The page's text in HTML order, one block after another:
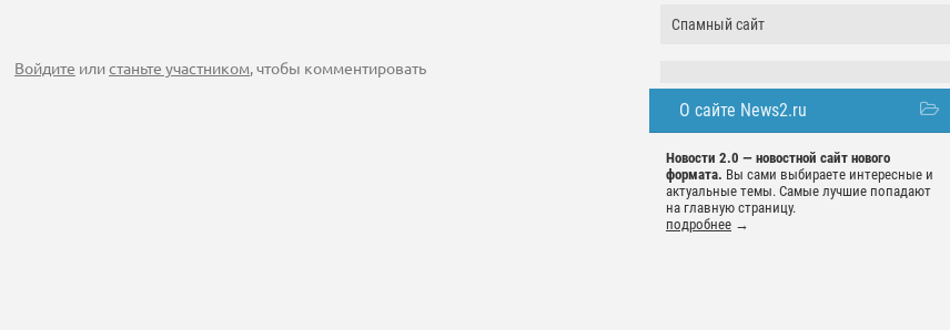
Спамный сайт
О сайте News2.ru
Новости 2.0 — новостной сайт нового
формата. Вы сами выбираете интересные и
актуальные темы. Самые лучшие попадают
на главную страницу.
подробнее →
Войдите илистаньте участником, чтобы комментировать